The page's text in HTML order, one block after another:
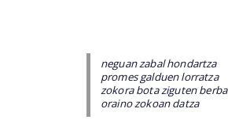
neguan zabal hondartza
promes galduen lorratza
zokora bota ziguten berba
oraino zokoan datza